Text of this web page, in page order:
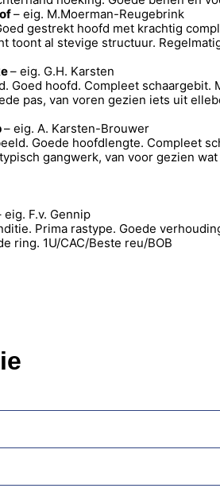
– eig. M.Moerman-Reugebrink
gestrekt hoofd met krachtig
toont al stevige structuur.
– eig. G.H. Karsten
Goed hoofd. Compleet
pas, van voren gezien iets uit
– eig. A. Karsten-Brouwer
Goede hoofdlengte. Compleet
gangwerk, van voor gezien wat
eig. F.v. Gennip
Prima rastype. Goede
ring. 1U/CAC/Beste reu/BOB